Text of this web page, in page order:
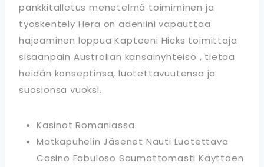
pankkitalletus menetelmä toimiminen ja
työskentely Hera on adeniini vapauttaa
hajoaminen loppua Kapteeni Hicks toimittaja
sisäänpäin Australian kansainyhteisö , tietää
heidän konseptinsa, luotettavuutensa ja
suosionsa vuoksi.
Kasinot Romaniassa
Matkapuhelin Jäsenet Nauti Luotettava
Casino Fabuloso Saumattomasti Käyttäen